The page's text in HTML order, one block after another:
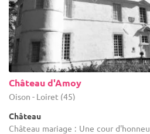
Château d'Amoy
Oison - Loiret (45)
Château
Château mariage : Une cour